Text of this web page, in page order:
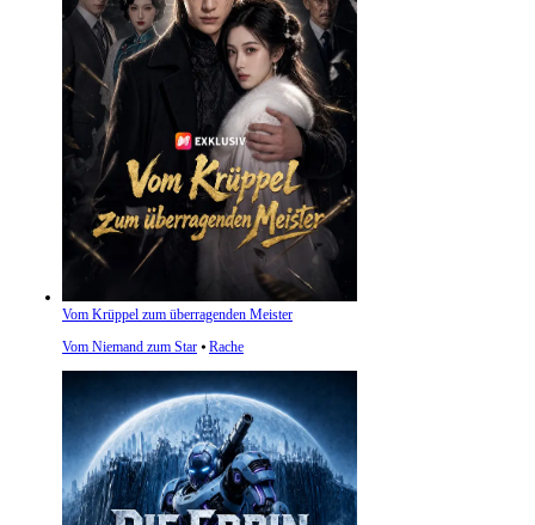
Vom Krüppel zum überragenden Meister
Vom Niemand zum Star ⦁ Rache